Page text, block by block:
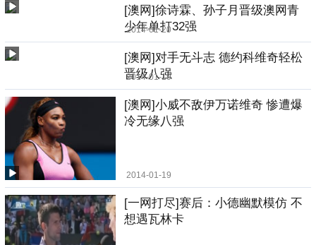
[澳网]徐诗霖、孙子月晋级澳网青
少年单打32强
2014-01-20
[澳网]对手无斗志 德约科维奇轻松
晋级八强
2014-01-19
[澳网]小威不敌伊万诺维奇 惨遭爆
冷无缘八强
2014-01-19
[一网打尽]赛后：小德幽默模仿 不
想遇瓦林卡